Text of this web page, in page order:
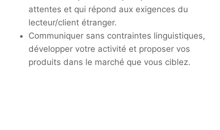
attentes et qui répond aux exigences du
lecteur/client étranger.
Communiquer sans contraintes linguistiques,
développer votre activité et proposer vos
produits dans le marché que vous ciblez.